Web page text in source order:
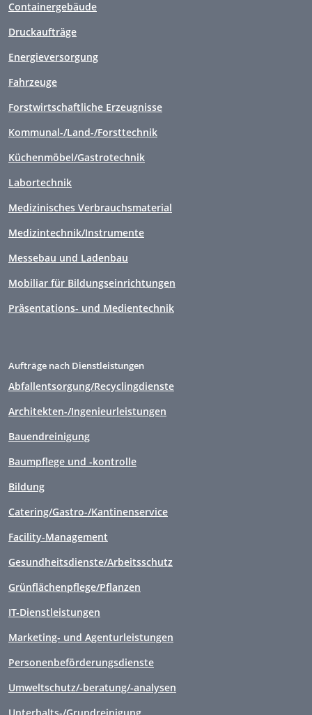
Containergebäude
Druckaufträge
Energieversorgung
Fahrzeuge
Forstwirtschaftliche Erzeugnisse
Kommunal-/Land-/Forsttechnik
Küchenmöbel/Gastrotechnik
Labortechnik
Medizinisches Verbrauchsmaterial
Medizintechnik/Instrumente
Messebau und Ladenbau
Mobiliar für Bildungseinrichtungen
Präsentations- und Medientechnik
Aufträge nach Dienstleistungen
Abfallentsorgung/Recyclingdienste
Architekten-/Ingenieurleistungen
Bauendreinigung
Baumpflege und -kontrolle
Bildung
Catering/Gastro-/Kantinenservice
Facility-Management
Gesundheitsdienste/Arbeitsschutz
Grünflächenpflege/Pflanzen
IT-Dienstleistungen
Marketing- und Agenturleistungen
Personenbeförderungsdienste
Umweltschutz/-beratung/-analysen
Unterhalts-/Grundreinigung